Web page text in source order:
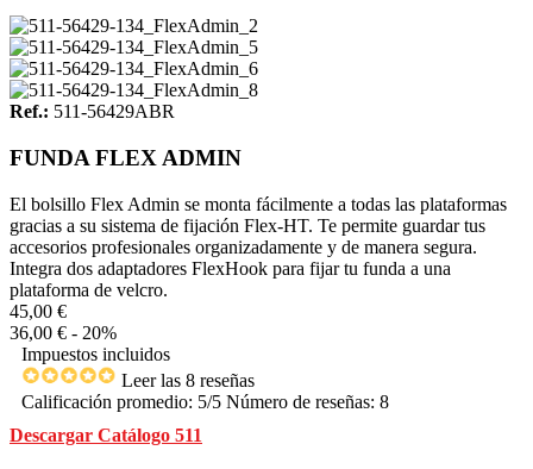
Ref.: 511-56429ABR
FUNDA FLEX ADMIN
El bolsillo Flex Admin se monta fácilmente a todas las plataformas
gracias a su sistema de fijación Flex-HT. Te permite guardar tus
accesorios profesionales organizadamente y de manera segura.
Integra dos adaptadores FlexHook para fijar tu funda a una
plataforma de velcro.
45,00 €
36,00 € - 20%
Impuestos incluidos
Leer las 8 reseñas
Calificación promedio: 5/5 Número de reseñas: 8
Descargar Catálogo 511